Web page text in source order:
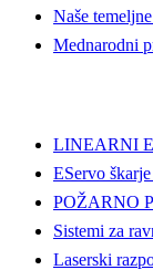
Naše
Mednarodni
LINEARNI
EServo
POŽARNO
Sistemi za
Laserski